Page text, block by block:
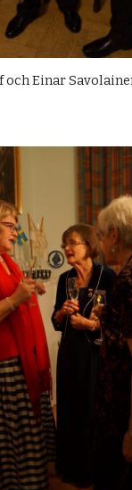
Einar